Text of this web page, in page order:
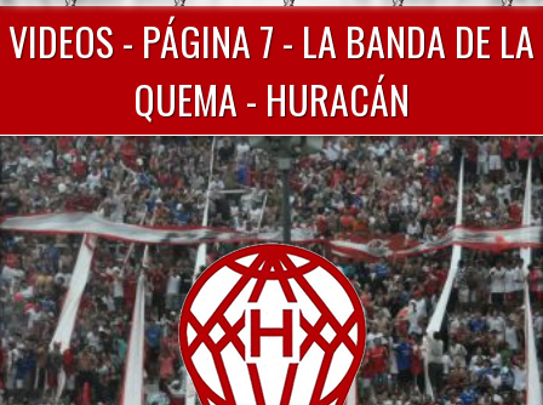
VIDEOS - PÁGINA 7 - LA BANDA DE LA
QUEMA - HURACÁN